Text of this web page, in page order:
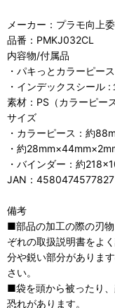
メーカー：プラモ向上
品番：PMKJ032CL
内容物/付属品
・パキっとカラーピー
・インデックスシール :
素材：PS（カラーピー
サイズ
・カラーピース：約
・約
・バインダー：約
JAN：4580474577827
備考
■部品の加工の際の刃
ぞれの取扱説明書をよ
分や鋭い部分がありま
さい。
■袋を頭から被ったり
恐れがあります。